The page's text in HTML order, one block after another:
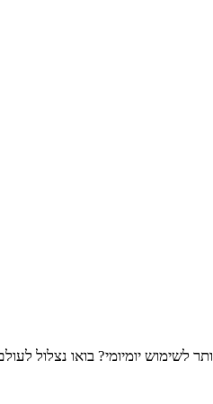
לשימוש יומיומי? בואו נצלול